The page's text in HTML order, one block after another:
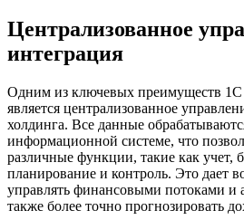
Централизованное
интеграция
Одним из ключевых преимуществ 1С
является централизованное
холдинга. Все данные
информационной системе, что
различные функции, такие как учет,
планирование и контроль. Это дает
управлять финансовыми потоками и
также более точно прогнозировать